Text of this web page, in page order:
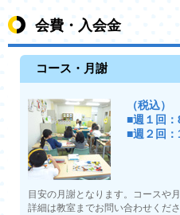
会費・入会金
コース・月謝
（税込）
■週１回
■週２回
目安の月謝となります。コースや
詳細は教室までお問い合わせくださ